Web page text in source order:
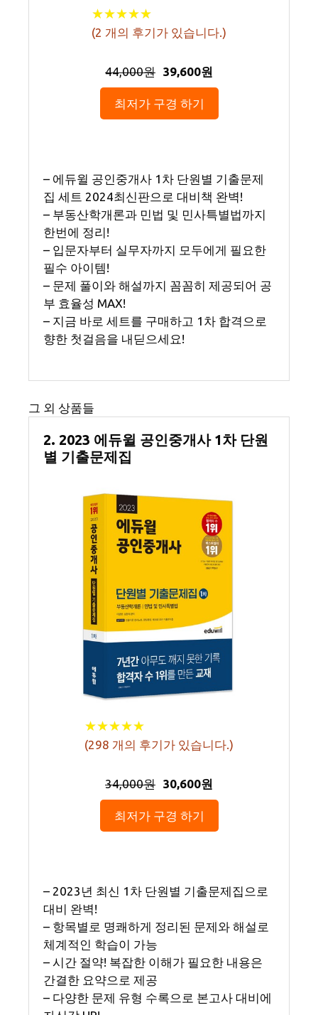
★★★★★
★★★★★
(2 개의 후기가 있습니다.)
44,000원 39,600원
최저가 구경 하기
– 에듀윌 공인중개사 1차 단원별 기출문제
집 세트 2024최신판으로 대비책 완벽!
– 부동산학개론과 민법 및 민사특별법까지
한번에 정리!
– 입문자부터 실무자까지 모두에게 필요한
필수 아이템!
– 문제 풀이와 해설까지 꼼꼼히 제공되어 공
부 효율성 MAX!
– 지금 바로 세트를 구매하고 1차 합격으로
향한 첫걸음을 내딛으세요!
그 외 상품들
2. 2023 에듀윌 공인중개사 1차 단원
별 기출문제집
★★★★★
★★★★★
(298 개의 후기가 있습니다.)
34,000원 30,600원
최저가 구경 하기
– 2023년 최신 1차 단원별 기출문제집으로
대비 완벽!
– 항목별로 명쾌하게 정리된 문제와 해설로
체계적인 학습이 가능
– 시간 절약! 복잡한 이해가 필요한 내용은
간결한 요약으로 제공
– 다양한 문제 유형 수록으로 본고사 대비에